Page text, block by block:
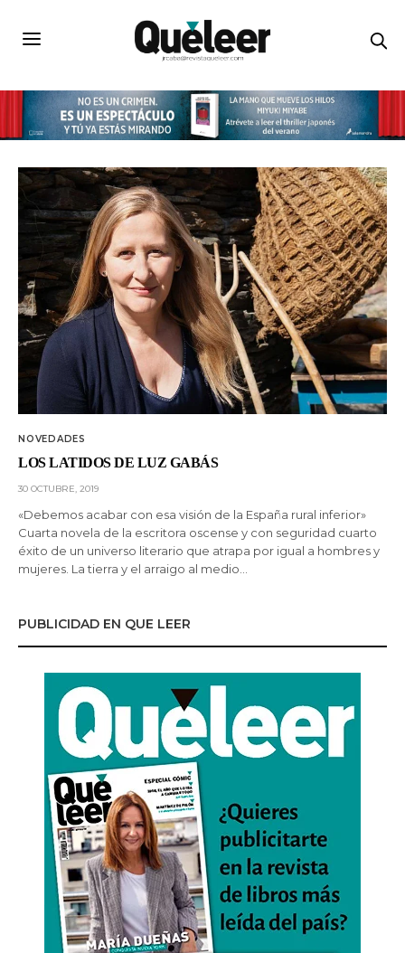
NOVEDADES
LOS LATIDOS DE LUZ GABÁS
30 OCTUBRE, 2019
«Debemos acabar con esa visión de la España rural inferior»
Cuarta novela de la escritora oscense y con seguridad cuarto
éxito de un universo literario que atrapa por igual a hombres y
mujeres. La tierra y el arraigo al medio…
PUBLICIDAD EN QUE LEER